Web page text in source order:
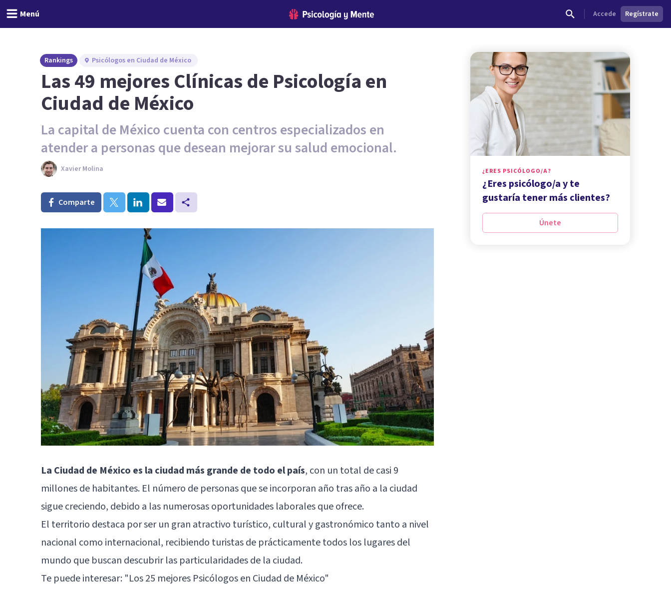
Menú Accede Regístrate
Rankings Psicólogos en Ciudad de México
Las 49 mejores Clínicas de Psicología en
Ciudad de México
La capital de México cuenta con centros especializados en
atender a personas que desean mejorar su salud emocional.
Xavier Molina
Comparte
La Ciudad de México es la ciudad más grande de todo el país, con un total de casi 9
millones de habitantes. El número de personas que se incorporan año tras año a la ciudad
sigue creciendo, debido a las numerosas oportunidades laborales que ofrece.
El territorio destaca por ser un gran atractivo turístico, cultural y gastronómico tanto a nivel
nacional como internacional, recibiendo turistas de prácticamente todos los lugares del
mundo que buscan descubrir las particularidades de la ciudad.
Te puede interesar: "Los 25 mejores Psicólogos en Ciudad de México"
¿ERES PSICÓLOGO/A?
¿Eres psicólogo/a y te
gustaría tener más clientes?
Únete